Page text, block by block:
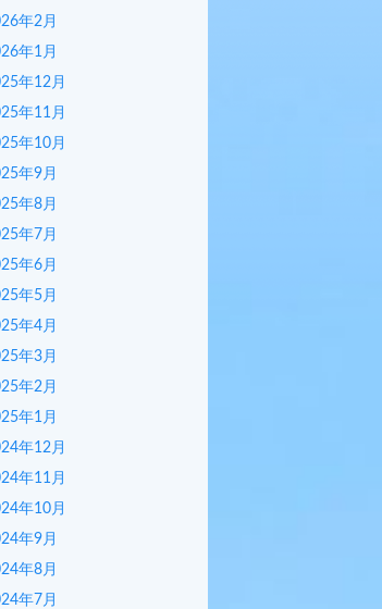
年2月
年1月
年12月
年11月
年10月
年9月
年8月
年7月
年6月
年5月
年4月
年3月
年2月
年1月
年12月
年11月
年10月
年9月
年8月
年7月